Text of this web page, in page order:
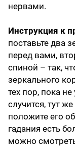
нервами.
Инструкция к
поставьте два
перед вами,
спиной – так,
зеркального
тех пор, пока
случится, тут
положите его
гадания есть
можно